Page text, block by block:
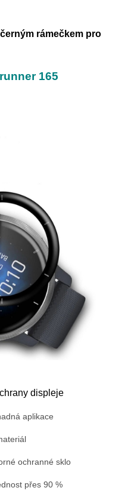
rámečkem pro
165
displeje
aplikace
ochranné sklo
přes 90 %